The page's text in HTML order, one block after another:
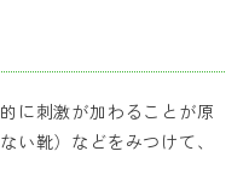
に刺激が加わることが原
い靴）などをみつけて、